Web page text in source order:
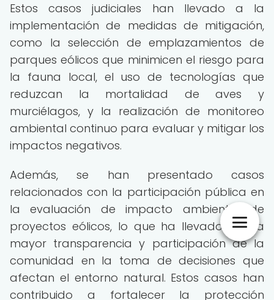
Estos casos judiciales han llevado a la
implementación de medidas de mitigación,
como la selección de emplazamientos de
parques eólicos que minimicen el riesgo para
la fauna local, el uso de tecnologías que
reduzcan la mortalidad de aves y
murciélagos, y la realización de monitoreo
ambiental continuo para evaluar y mitigar los
impactos negativos.
Además, se han presentado casos
relacionados con la participación pública en
la evaluación de impacto ambiental de
proyectos eólicos, lo que ha llevado a una
mayor transparencia y participación de la
comunidad en la toma de decisiones que
afectan el entorno natural. Estos casos han
contribuido a fortalecer la protección